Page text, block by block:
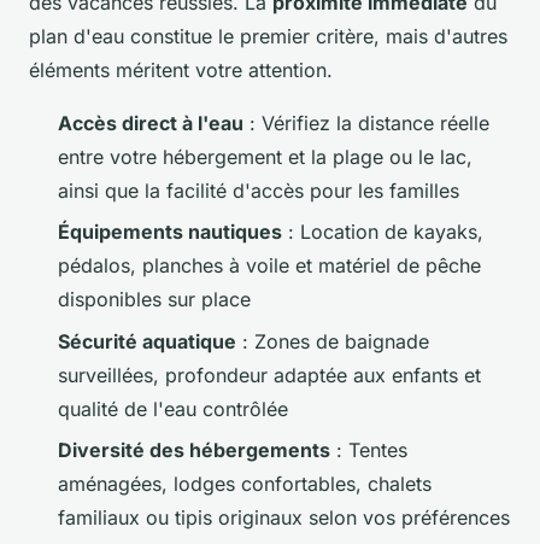
plan d'eau constitue le premier critère, mais d'autres
éléments méritent votre attention.
Accès direct à l'eau : Vérifiez la distance réelle
entre votre hébergement et la plage ou le lac,
ainsi que la facilité d'accès pour les familles
Équipements nautiques : Location de kayaks,
pédalos, planches à voile et matériel de pêche
disponibles sur place
Sécurité aquatique : Zones de baignade
surveillées, profondeur adaptée aux enfants et
qualité de l'eau contrôlée
Diversité des hébergements : Tentes
aménagées, lodges confortables, chalets
familiaux ou tipis originaux selon vos préférences